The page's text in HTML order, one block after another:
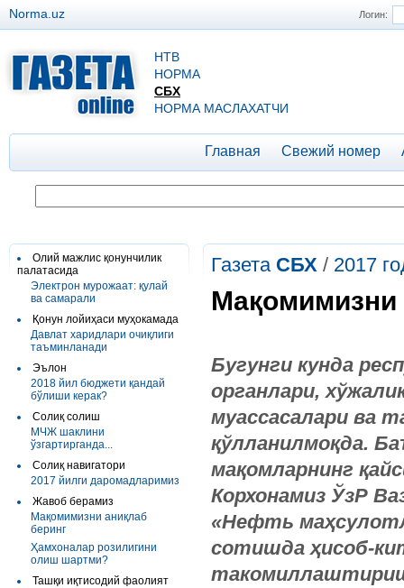
Логин:
Norma.uz
НТВ
НОРМА
СБХ
НОРМА МАСЛАХАТЧИ
Главная Свежий номер
Олий мажлис қонунчилик
палатасида
Электрон мурожаат: қулай
ва самарали
Қонун лойиҳаси муҳокамада
Давлат харидлари очиқлиги
таъминланади
Эълон
2018 йил бюджети қандай
бўлиши керак?
Солиқ солиш
МЧЖ шаклини
ўзгартирганда...
Солиқ навигатори
2017 йилги даромадларимиз
Жавоб берамиз
Мақомимизни аниқлаб
беринг
Ҳамхоналар розилигини
олиш шартми?
Ташқи иқтисодий фаолият
Газета СБХ / 2017
Мақомимизни
Бугунги кунда
органлари,
муассасалари ва
қўлланилмоқда.
мақомларнинг
Корхонамиз ЎзР
«Нефть
сотишда ҳисоб-